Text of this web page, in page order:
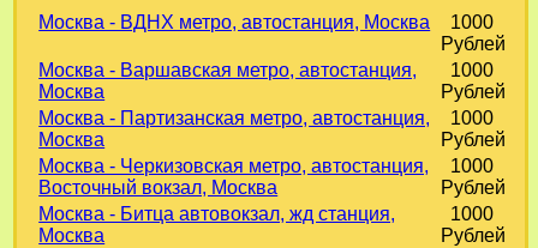
Москва - ВДНХ метро, автостанция, Москва
1000
Рублей
Москва - Варшавская метро, автостанция,
Москва
1000
Рублей
Москва - Партизанская метро, автостанция,
Москва
1000
Рублей
Москва - Черкизовская метро, автостанция,
Восточный вокзал, Москва
1000
Рублей
Москва - Битца автовокзал, жд станция,
Москва
1000
Рублей